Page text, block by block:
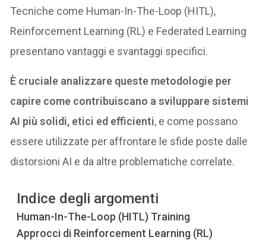
Tecniche come Human-In-The-Loop (HITL),
Reinforcement Learning (RL) e Federated Learning
presentano vantaggi e svantaggi specifici.
È cruciale analizzare queste metodologie per
capire come contribuiscano a sviluppare sistemi
AI più solidi, etici ed efficienti, e come possano
essere utilizzate per affrontare le sfide poste dalle
distorsioni AI e da altre problematiche correlate.
Indice degli argomenti
Human-In-The-Loop (HITL) Training
Approcci di Reinforcement Learning (RL)